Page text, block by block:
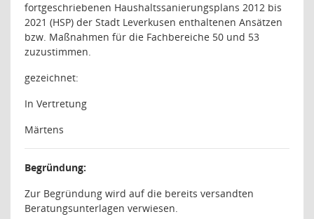
fortgeschriebenen Haushaltssanierungsplans 2012 bis
2021 (HSP) der Stadt Leverkusen enthaltenen Ansätzen
bzw. Maßnahmen für die Fachbereiche 50 und 53
zuzustimmen.
gezeichnet:
In Vertretung
Märtens
Begründung:
Zur Begründung wird auf die bereits versandten
Beratungsunterlagen verwiesen.